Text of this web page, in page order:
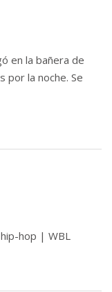
en la bañera de
la noche. Se
DJ Chuck Chillout: el revolucionario del hip-hop | WBL